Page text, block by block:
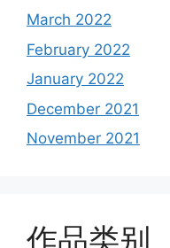
March 2022
February 2022
January 2022
December 2021
November 2021
作品类别